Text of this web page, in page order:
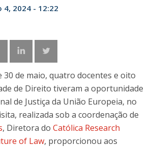
4, 2024 - 12:22
30 de maio, quatro docentes e oito
de Direito tiveram a oportunidade
de Justiça da União Europeia, no
realizada sob a coordenação de
, Diretora do Católica Research
of Law, proporcionou aos